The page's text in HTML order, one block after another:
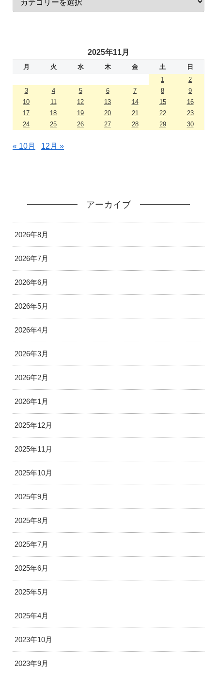
2025年11月
月 火 水 木 金 土
日
1
2
3
4 5 6 7 8
9
10
11 12 13 14 15
16
17
18 19 20 21 22
23
24
25 26 27 28 29 30
« 10月 12月 »
アーカイブ
2026年8月
2026年7月
2026年6月
2026年5月
2026年4月
2026年3月
2026年2月
2026年1月
2025年12月
2025年11月
2025年10月
2025年9月
2025年8月
2025年7月
2025年6月
2025年5月
2025年4月
2023年10月
2023年9月